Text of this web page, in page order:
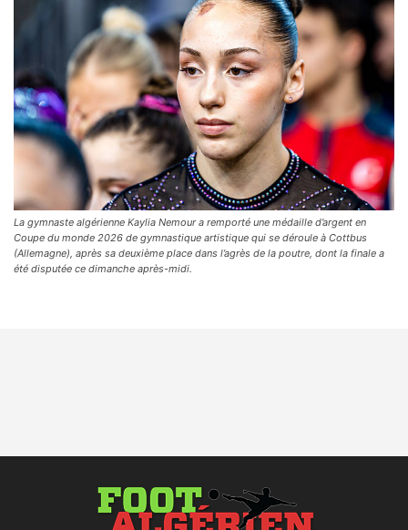
La gymnaste algérienne Kaylia Nemour a remporté une médaille d’argent en
Coupe du monde 2026 de gymnastique artistique qui se déroule à Cottbus
(Allemagne), après sa deuxième place dans l’agrès de la poutre, dont la finale a
été disputée ce dimanche après-midi.